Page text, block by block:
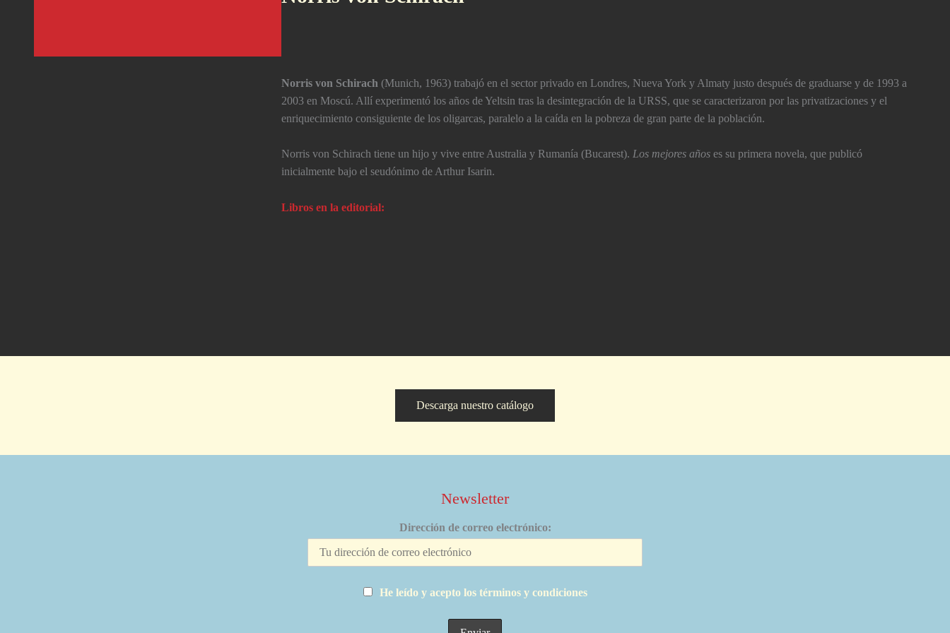
Norris von Schirach (Munich, 1963) trabajó en el sector privado en Londres, Nueva York y Almaty justo después de graduarse y de 1993 a
2003 en Moscú. Allí­ experimentó los años de Yeltsin tras la desintegración de la URSS, que se caracterizaron por las privatizaciones y el
enriquecimiento consiguiente de los oligarcas, paralelo a la caí­da en la pobreza de gran parte de la población.
Norris von Schirach tiene un hijo y vive entre Australia y Rumaní­a (Bucarest). Los mejores años es su primera novela, que publicó
inicialmente bajo el seudónimo de Arthur Isarin.
Libros en la editorial:
Descarga nuestro catálogo
Newsletter
Dirección de correo electrónico:
He leído y acepto los términos y condiciones